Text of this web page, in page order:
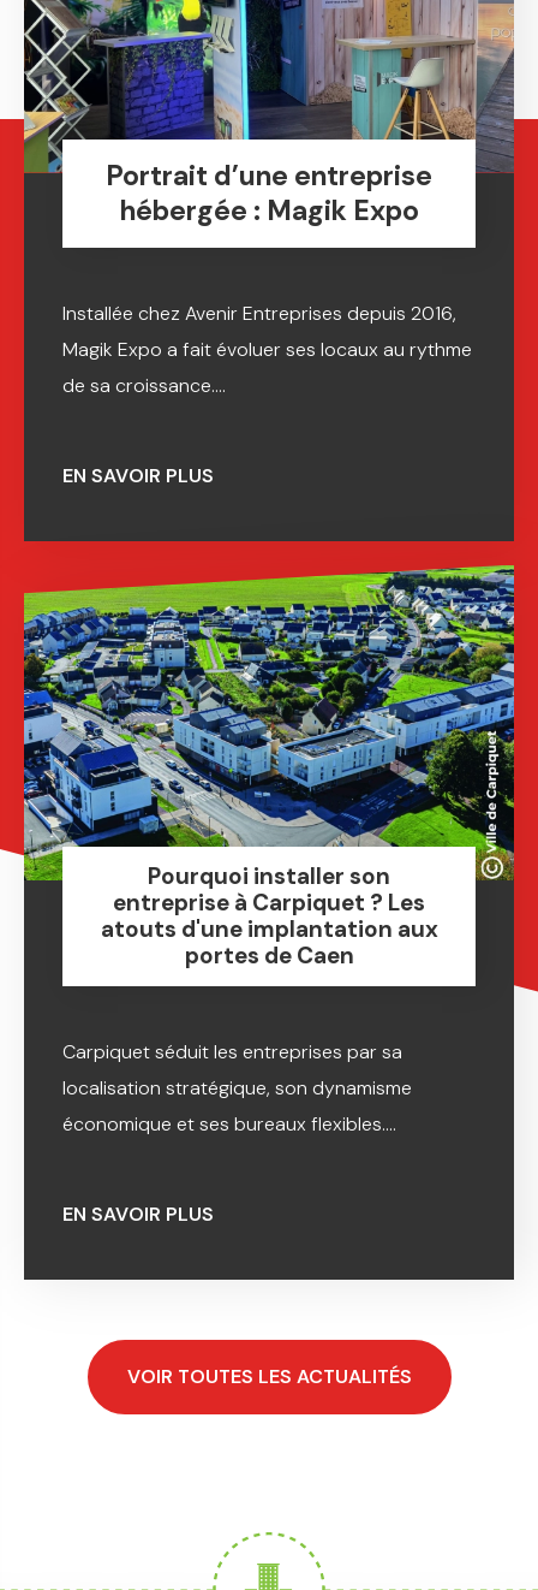
Portrait d’une entreprise
hébergée : Magik Expo
Installée chez Avenir Entreprises depuis 2016,
Magik Expo a fait évoluer ses locaux au rythme
de sa croissance....
EN SAVOIR PLUS
Pourquoi installer son
entreprise à Carpiquet ? Les
atouts d'une implantation aux
portes de Caen
Carpiquet séduit les entreprises par sa
localisation stratégique, son dynamisme
économique et ses bureaux flexibles....
EN SAVOIR PLUS
VOIR TOUTES LES ACTUALITÉS